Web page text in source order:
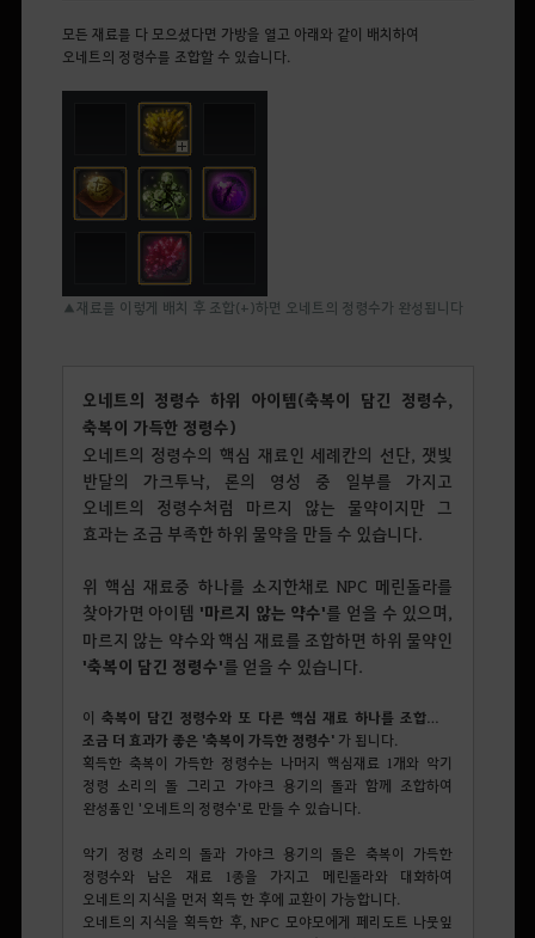
모든 재료를 다 모으셨다면 가방을 열고 아래와 같이 배치하여
오네트의 정령수를 조합할 수 있습니다.
▲재료를 이렇게 배치 후 조합(+)하면 오네트의 정령수가 완성됩니다
오네트의 정령수 하위 아이템(축복이 담긴 정령수,
축복이 가득한 정령수)
오네트의 정령수의 핵심 재료인 세례칸의 선단, 잿빛
반달의 가크투낙, 론의 영성 중 일부를 가지고
오네트의 정령수처럼 마르지 않는 물약이지만 그
효과는 조금 부족한 하위 물약을 만들 수 있습니다.
위 핵심 재료중 하나를 소지한채로 NPC 메린돌라를
찾아가면 아이템 '마르지 않는 약수'를 얻을 수 있으며,
마르지 않는 약수와 핵심 재료를 조합하면 하위 물약인
'축복이 담긴 정령수'를 얻을 수 있습니다.
이 축복이 담긴 정령수와 또 다른 핵심 재료 하나를 조합하면
조금 더 효과가 좋은 '축복이 가득한 정령수'가 됩니다.
획득한 축복이 가득한 정령수는 나머지 핵심재료 1개와 악기
정령 소리의 돌 그리고 가야크 용기의 돌과 함께 조합하여
완성품인 '오네트의 정령수'로 만들 수 있습니다.
악기 정령 소리의 돌과 가야크 용기의 돌은 축복이 가득한
정령수와 남은 재료 1종을 가지고 메린돌라와 대화하여
오네트의 지식을 먼저 획득 한 후에 교환이 가능합니다.
오네트의 지식을 획득한 후, NPC 모야모에게 페리도트 나뭇잎